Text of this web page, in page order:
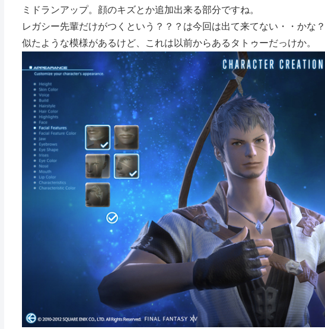
ミドランアップ。顔のキズとか追加出来る部分ですね。
レガシー先輩だけがつくという？？？は今回は出て来てない・・かな？
似たような模様があるけど、これは以前からあるタトゥーだっけか。